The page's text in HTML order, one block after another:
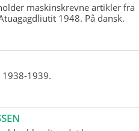
maskinskrevne artikler fra
1948. På dansk.
1938-1939.